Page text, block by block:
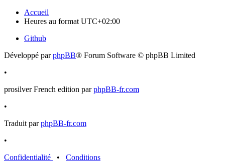
Accueil
Heures au format UTC+02:00
Github
Développé parphpBB® Forum Software © phpBB Limited
•
prosilver French edition parphpBB-fr.com
•
Traduit parphpBB-fr.com
•
Confidentialité
• Conditions